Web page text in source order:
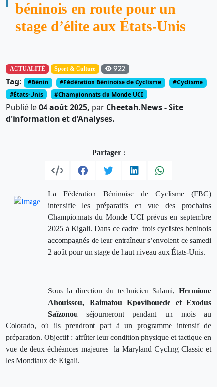
béninois en route pour un
stage d’élite aux États-Unis
ACTUALITÉ Sport & Culture 922
Tag: #Bénin #Fédération Béninoise de Cyclisme
#Cyclisme
#États-Unis
#Championnats du Monde UCI
Publié le04 août 2025, par Cheetah.News - Site
d'information et d'Analyses.
Partager :
La Fédération Béninoise de Cyclisme (FBC)
intensifie les préparatifs en vue des prochains
Championnats du Monde UCI prévus en septembre
2025 à Kigali. Dans ce cadre, trois cyclistes béninois
accompagnés de leur entraîneur s’envolent ce samedi
2 août pour un stage de haut niveau aux États-Unis.
Sous la direction du technicien Salami, Hermione
Ahouissou, Raimatou Kpovihouede et Exodus
Saïzonou séjourneront pendant un mois au
Colorado, où ils prendront part à un programme intensif de
préparation. Objectif : affûter leur condition physique et tactique en
vue de deux échéances majeures la Maryland Cycling Classic et
les Mondiaux de Kigali.